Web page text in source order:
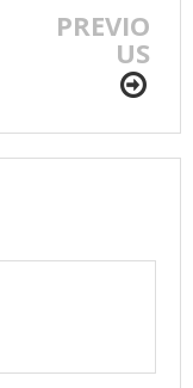
PREVIO
US